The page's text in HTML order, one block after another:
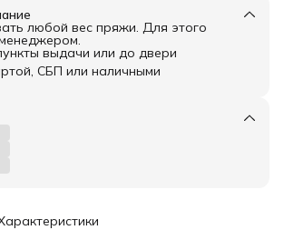
любой вес пряжи. Для этого
выдачи или до двери
СБП или наличными